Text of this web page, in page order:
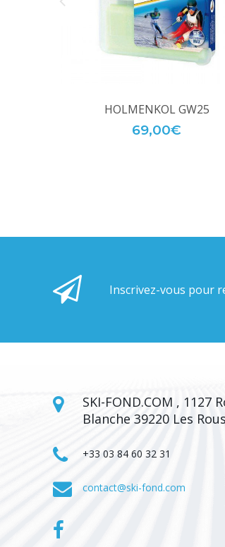
HOLMENKOL GW25
69,00€
Inscrivez-vous pour
SKI-FOND.COM , 1127
Blanche 39220 Les
+33 03 84 60 32 31
contact@ski-fond.com